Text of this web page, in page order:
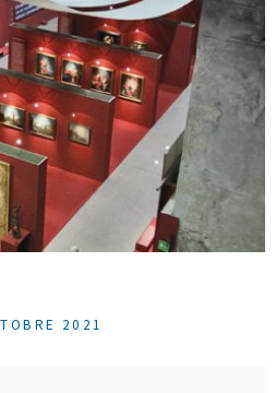
2021